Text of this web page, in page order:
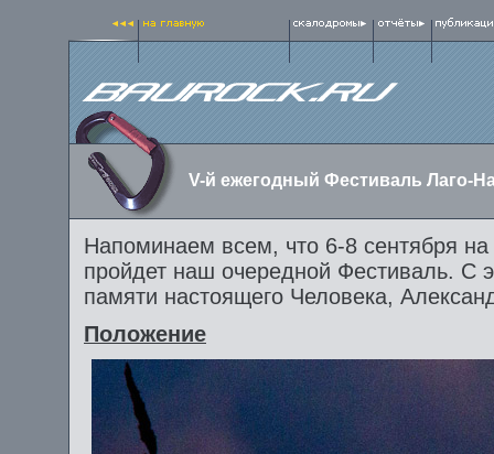
V-й ежегодный Фестиваль Лаго-
Напоминаем всем, что 6-8 сентября на
пройдет наш очередной Фестиваль. С
памяти настоящего Человека,
Положение